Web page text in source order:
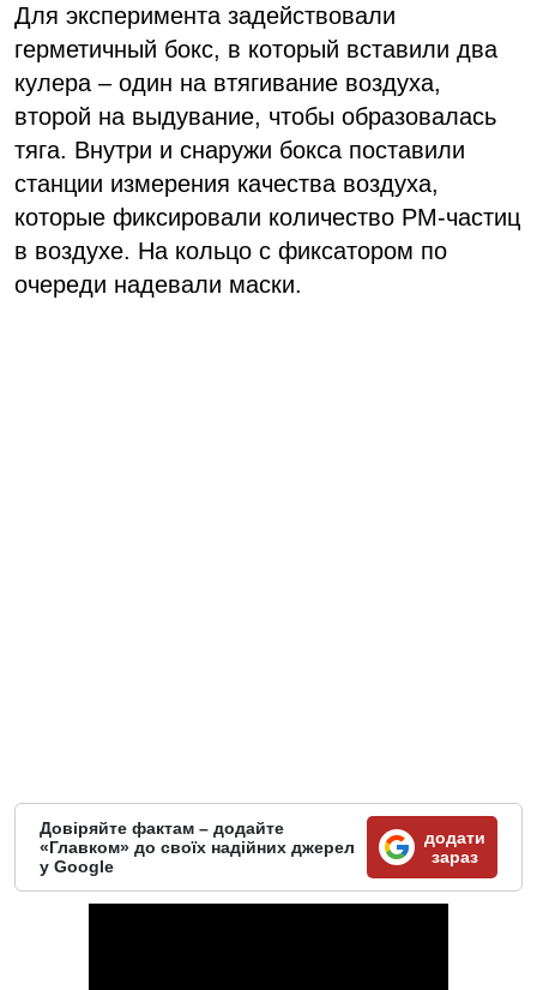
Для эксперимента задействовали
герметичный бокс, в который вставили два
кулера – один на втягивание воздуха,
второй на выдувание, чтобы образовалась
тяга. Внутри и снаружи бокса поставили
станции измерения качества воздуха,
которые фиксировали количество РМ-частиц
в воздухе. На кольцо с фиксатором по
очереди надевали маски.
Довіряйте фактам – додайте
«Главком» до своїх надійних джерел
у Google
додати
зараз